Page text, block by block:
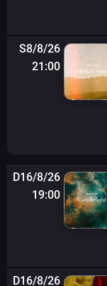
S8/8/26
21:00
D16/8/26
19:00
D16/8/26